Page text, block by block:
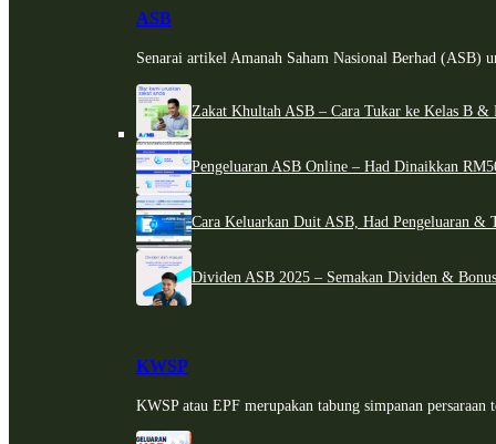
ASB
Senarai artikel Amanah Saham Nasional Berhad (ASB)
Zakat Khultah ASB – Cara Tukar ke Kelas B &
Pengeluaran ASB Online – Had Dinaikkan
Cara Keluarkan Duit ASB, Had Pengeluaran &
Dividen ASB 2025 – Semakan Dividen &
KWSP
KWSP atau EPF merupakan tabung simpanan persaraan